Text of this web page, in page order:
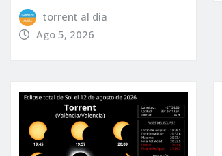
torrent al dia
Ago 5, 2026